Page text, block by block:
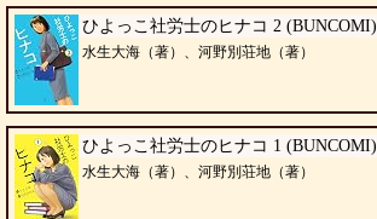
ひよっこ社労士のヒナコ 2 (BUNCOMI)
水生大海（著）、河野別荘地（著）
ひよっこ社労士のヒナコ 1 (BUNCOMI)
水生大海（著）、河野別荘地（著）